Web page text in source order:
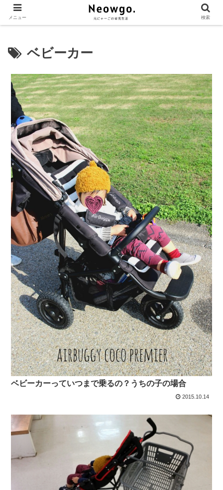
ベビーカー
ベビーカーっていつまで乗るの？うちの子の場合
2015.10.14
メニュー 検索